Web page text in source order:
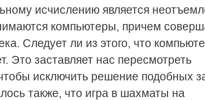
исчислению является
компьютеры, причем
Следует ли из этого, что
Это заставляет нас пересмотреть
исключить решение подобных
также, что игра в шахматы на